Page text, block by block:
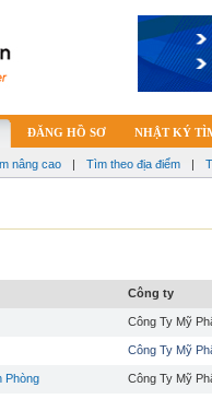
ĐĂNG HỒ SƠ NHẬT KÝ
nâng cao | Tìm theo địa điểm |
Công ty
Công Ty Mỹ
Công Ty Mỹ
Phòng Công Ty Mỹ